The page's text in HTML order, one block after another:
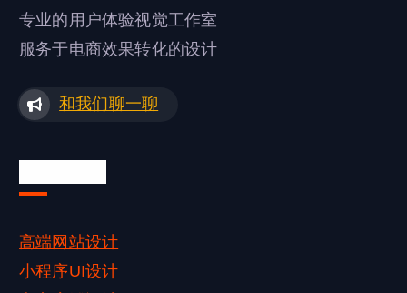
专业的用户体验视觉工作室
服务于电商效果转化的设计
和我们聊一聊
高端网站设计
小程序UI设计